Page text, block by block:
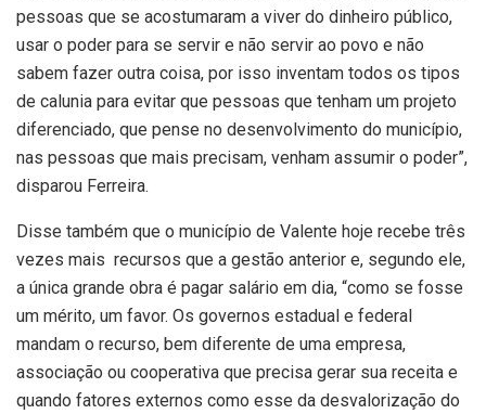
pessoas que se acostumaram a viver do dinheiro público,
usar o poder para se servir e não servir ao povo e não
sabem fazer outra coisa, por isso inventam todos os tipos
de calunia para evitar que pessoas que tenham um projeto
diferenciado, que pense no desenvolvimento do município,
nas pessoas que mais precisam, venham assumir o poder”,
disparou Ferreira.
Disse também que o município de Valente hoje recebe três
vezes mais recursos que a gestão anterior e, segundo ele,
a única grande obra é pagar salário em dia, “como se fosse
um mérito, um favor. Os governos estadual e federal
mandam o recurso, bem diferente de uma empresa,
associação ou cooperativa que precisa gerar sua receita e
quando fatores externos como esse da desvalorização do